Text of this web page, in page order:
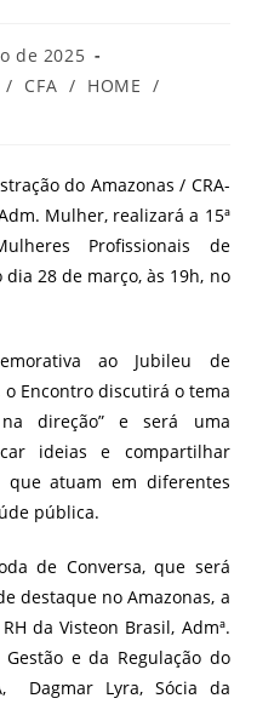
de 2025
/ CFA / HOME /
do Amazonas / CRA-
Mulher, realizará a 15ª
Profissionais de
28 de março, às 19h, no
ao Jubileu de
o Encontro discutirá o tema
na direção” e será uma
ideias e compartilhar
que atuam em diferentes
pública.
de Conversa, que será
destaque no Amazonas, a
da Visteon Brasil, Admª.
e da Regulação do
Dagmar Lyra, Sócia da